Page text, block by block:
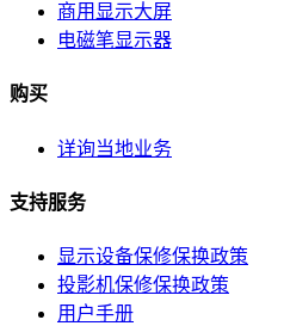
商用显示大屏
电磁笔显示器
购买
详询当地业务
支持服务
显示设备保修保换政策
投影机保修保换政策
用户手册